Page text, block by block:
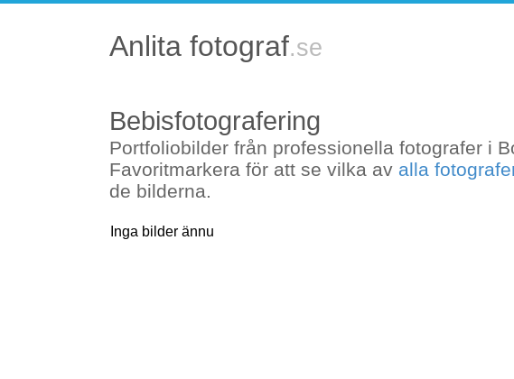
Anlita fotograf
Uppdraget mottaget
Uppdraget skickas till fotografer som är med
Om ni har några frågor är ni välkomna att
uppdrag@anlitafotograf.se
Bebisfotografering
Portfoliobilder från professionella fotografer i
Favoritmarkera för att se vilka av alla
de bilderna.
Inga bilder ännu